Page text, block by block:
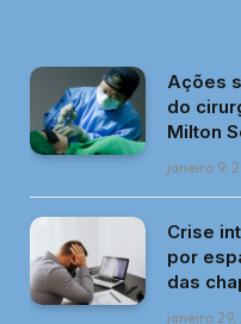
Ações
do
Milton
janeiro 9,
Crise
por
das
janeiro